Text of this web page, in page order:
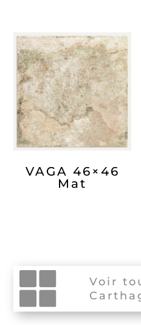
VAGA 46×46
Mat
Voir